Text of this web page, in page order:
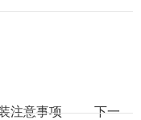
注意事项下一